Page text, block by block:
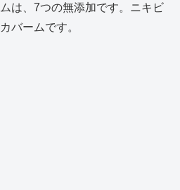
は、7つの無添加です。ニキビ
バームです。